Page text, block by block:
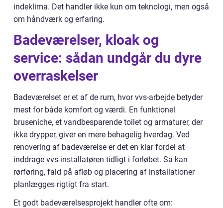
indeklima. Det handler ikke kun om teknologi, men også
om håndværk og erfaring.
Badeværelser, kloak og
service: sådan undgår du dyre
overraskelser
Badeværelset er et af de rum, hvor vvs-arbejde betyder
mest for både komfort og værdi. En funktionel
bruseniche, et vandbesparende toilet og armaturer, der
ikke drypper, giver en mere behagelig hverdag. Ved
renovering af badeværelse er det en klar fordel at
inddrage vvs-installatøren tidligt i forløbet. Så kan
rørføring, fald på afløb og placering af installationer
planlægges rigtigt fra start.
Et godt badeværelsesprojekt handler ofte om: